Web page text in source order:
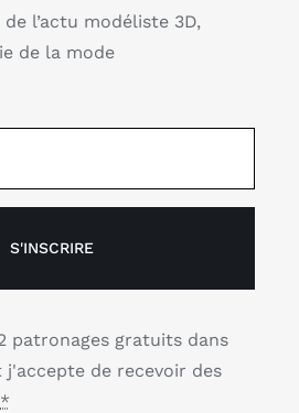
l’actu modéliste 3D,
de la mode
S'INSCRIRE
patronages gratuits dans
de recevoir des
*